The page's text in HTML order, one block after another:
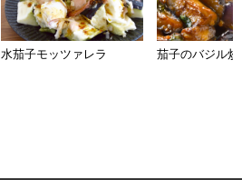
水茄子モッツァレラ 茄子のバジル炒